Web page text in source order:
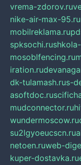
vrema-zdorov.ru
nike-air-max-95.ru
mobilreklama.ru
spksochi.ru
mosoblfencing.ru
iration.ru
dk-tulamash.rus-
asoftdoc.ru
mudconnector.ru
wundermoscow.ru
su2lgyoeucscn.ru
netoen.ruweb-
kuper-dostavka.ru